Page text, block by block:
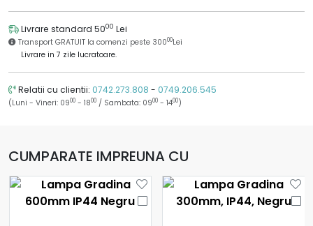
Livrare standard 5000 Lei
Transport GRATUIT la comenzi peste 30000Lei
Livrare in 7 zile lucratoare.
Relatii cu clientii: 0742.273.808 - 0749.206.545
(Luni - Vineri: 0900 - 1800 / Sambata: 0900 - 1400)
CUMPARATE IMPREUNA CU